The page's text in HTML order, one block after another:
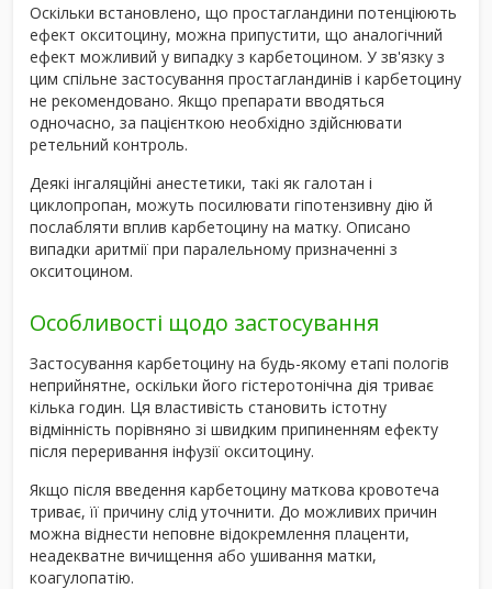
Оскільки встановлено, що простагландини потенціюють
ефект окситоцину, можна припустити, що аналогічний
ефект можливий у випадку з карбетоцином. У зв'язку з
цим спільне застосування простагландинів і карбетоцину
не рекомендовано. Якщо препарати вводяться
одночасно, за пацієнткою необхідно здійснювати
ретельний контроль.
Деякі інгаляційні анестетики, такі як галотан і
циклопропан, можуть посилювати гіпотензивну дію й
послабляти вплив карбетоцину на матку. Описано
випадки аритмії при паралельному призначенні з
окситоцином.
Особливості щодо застосування
Застосування карбетоцину на будь-якому етапі пологів
неприйнятне, оскільки його гістеротонічна дія триває
кілька годин. Ця властивість становить істотну
відмінність порівняно зі швидким припиненням ефекту
після переривання інфузії окситоцину.
Якщо після введення карбетоцину маткова кровотеча
триває, її причину слід уточнити. До можливих причин
можна віднести неповне відокремлення плаценти,
неадекватне вичищення або ушивання матки,
коагулопатію.